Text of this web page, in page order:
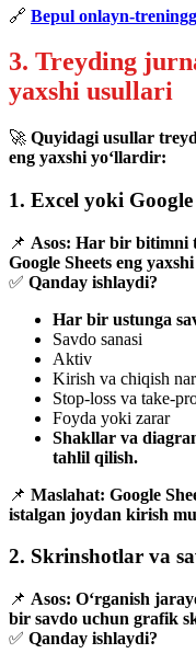
🔗 Bepul onlayn-
3. Treyding
yaxshi usullari
🚀 Quyidagi usullar
eng yaxshi yo‘llardir:
1. Excel yoki
📌 Asos: Har bir bitimni
Google Sheets eng
✅ Qanday ishlaydi?
Har bir ustunga
Savdo sanasi
Aktiv
Kirish va chiqish
Stop-loss va take-
Foyda yoki zarar
Shakllar va
tahlil qilish.
📌 Maslahat: Google
istalgan joydan kirish
2. Skrinshotlar va
📌 Asos: O‘rganish
bir savdo uchun grafik
✅ Qanday ishlaydi?